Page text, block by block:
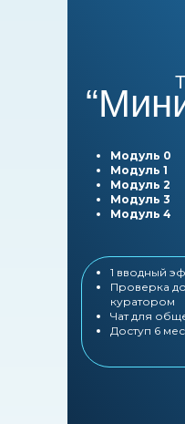
Модуль 0
Модуль 1
Модуль 2
Модуль 3
Модуль 4
1 вводный
Проверка
куратором
Чат для
Доступ 6 мес